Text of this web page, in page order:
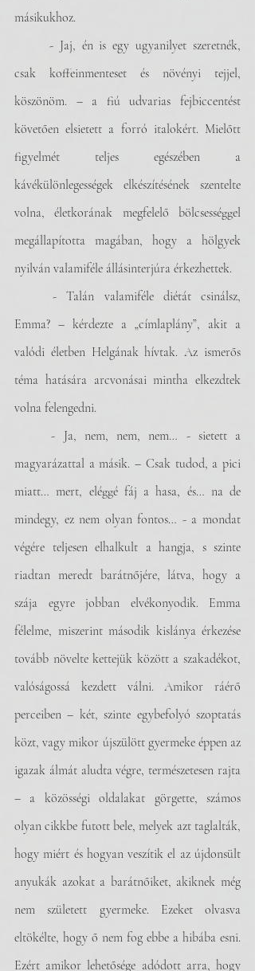
másikukhoz.
csak koffeinmenteset és növényi tejjel,
köszönöm. – a fiú udvarias fejbiccentést
követően elsietett a forró italokért. Mielőtt
figyelmét teljes egészében a
kávékülönlegességek elkészítésének szentelte
volna, életkorának megfelelő bölcsességgel
megállapította magában, hogy a hölgyek
nyilván valamiféle állásinterjúra érkezhettek.
	- Talán valamiféle diétát csinálsz,
Emma? – kérdezte a „címlaplány”, akit a
valódi életben Helgának hívtak. Az ismerős
téma hatására arcvonásai mintha elkezdtek
volna felengedni.
	- Ja, nem, nem, nem… - sietett a
magyarázattal a másik. – Csak tudod, a pici
miatt… mert, eléggé fáj a hasa, és… na de
mindegy, ez nem olyan fontos… - a mondat
végére teljesen elhalkult a hangja, s szinte
riadtan meredt barátnőjére, látva, hogy a
szája egyre jobban elvékonyodik. Emma
félelme, miszerint második kislánya érkezése
tovább növelte kettejük között a szakadékot,
valóságossá kezdett válni. Amikor ráérő
perceiben – két, szinte egybefolyó szoptatás
közt, vagy mikor újszülött gyermeke éppen az
igazak álmát aludta végre, természetesen rajta
– a közösségi oldalakat görgette, számos
olyan cikkbe futott bele, melyek azt taglalták,
hogy miért és hogyan veszítik el az újdonsült
anyukák azokat a barátnőiket, akiknek még
nem született gyermeke. Ezeket olvasva
eltökélte, hogy ő nem fog ebbe a hibába esni.
Ezért amikor lehetősége adódott arra, hogy